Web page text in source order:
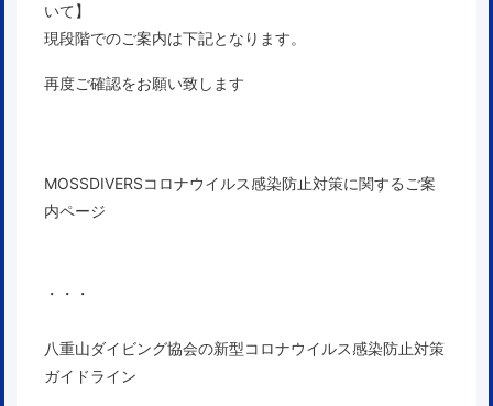
いて】
現段階でのご案内は下記となります。
再度ご確認をお願い致します
MOSSDIVERSコロナウイルス感染防止対策に関するご案
内ページ
・・・
八重山ダイビング協会の新型コロナウイルス感染防止対策
ガイドライン